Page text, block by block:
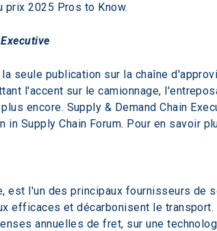
prix 2025 Pros to Know.
seule publication sur la chaîne
l'accent sur le camionnage,
encore. Supply & Demand Chain
in Supply Chain Forum. Pour en savoir
est l'un des principaux fournisseurs
efficaces et décarbonisent le
annuelles de fret, sur une